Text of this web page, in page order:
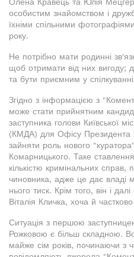
особистим знайомством і
їхніми спільними
року.
Не потрібно мати родинні
щоб отримати від них вигоду;
та бути приємним у
Згідно з інформацією з
може стати прийнятним
заступника голови Київської
(КМДА) для Офісу Президента
зайняти роль нового
Комарницького. Таке
кількістю кримінальних
чиновника, адже це дає владі
нього тиск. Крім того, він і
Віталія Кличка, хоча й
Ситуація з першою
Рожковою є більш складною.
майже сім років, починаючи з